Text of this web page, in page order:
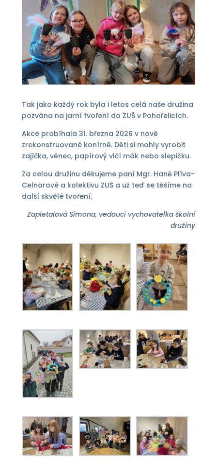
Tak jako každý rok byla i letos celá naše družina
pozvána na jarní tvoření do ZUŠ v Pohořelicích.
Akce probíhala 31. března 2026 v nově
zrekonstruované konírně. Děti si mohly vyrobit
zajíčka, věnec, papírový vlčí mák nebo slepičku.
Za celou družinu děkujeme paní Mgr. Haně Plíva-
Celnarové a kolektivu ZUŠ a už teď se těšíme na
další skvělé tvoření.
Zapletalová Simona, vedoucí vychovatelka školní
družiny